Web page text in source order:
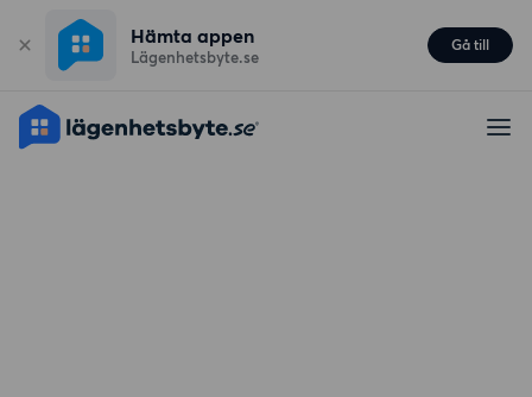
Hämta appen
Lägenhetsbyte.se
Gå till